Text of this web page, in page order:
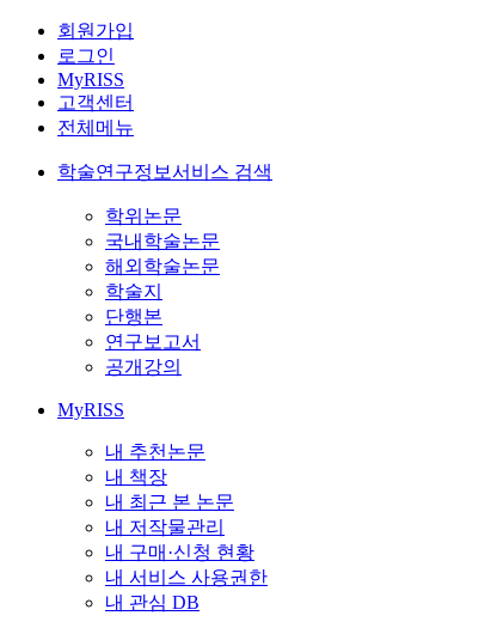
회원가입
로그인
MyRISS
고객센터
전체메뉴
학술연구정보서비스 검색
학위논문
국내학술논문
해외학술논문
학술지
단행본
연구보고서
공개강의
MyRISS
내 추천논문
내 책장
내 최근 본 논문
내 저작물관리
내 구매·신청 현황
내 서비스 사용권한
내 관심 DB